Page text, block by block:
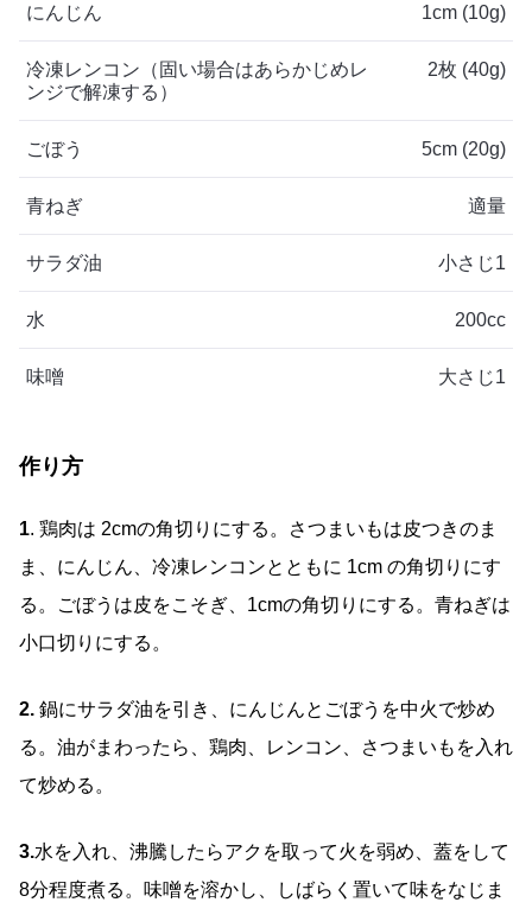
にんじん 1cm (10g)
冷凍レンコン（固い場合はあらかじめレ
ンジで解凍する）
2枚 (40g)
ごぼう 5cm (20g)
青ねぎ 適量
サラダ油 小さじ1
水 200cc
味噌 大さじ1
作り方
1. 鶏肉は 2cmの角切りにする。さつまいもは皮つきのま
ま、にんじん、冷凍レンコンとともに 1cm の角切りにす
る。ごぼうは皮をこそぎ、1cmの角切りにする。青ねぎは
小口切りにする。
2. 鍋にサラダ油を引き、にんじんとごぼうを中火で炒め
る。油がまわったら、鶏肉、レンコン、さつまいもを入れ
て炒める。
3.水を入れ、沸騰したらアクを取って火を弱め、蓋をして
8分程度煮る。味噌を溶かし、しばらく置いて味をなじま